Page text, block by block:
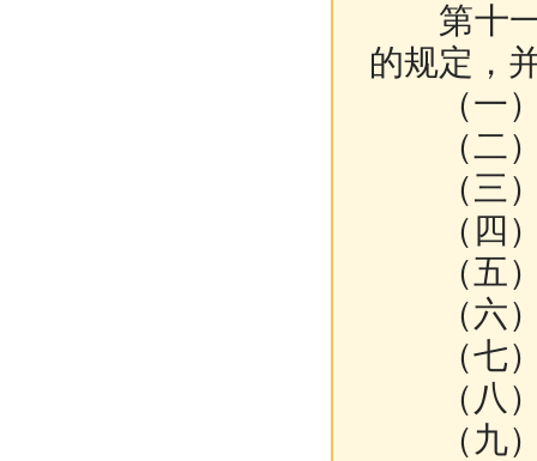
第十一
的规定，
（一）
（二）
（三）
（四）
（五）
（六）
（七）
（八）
（九）